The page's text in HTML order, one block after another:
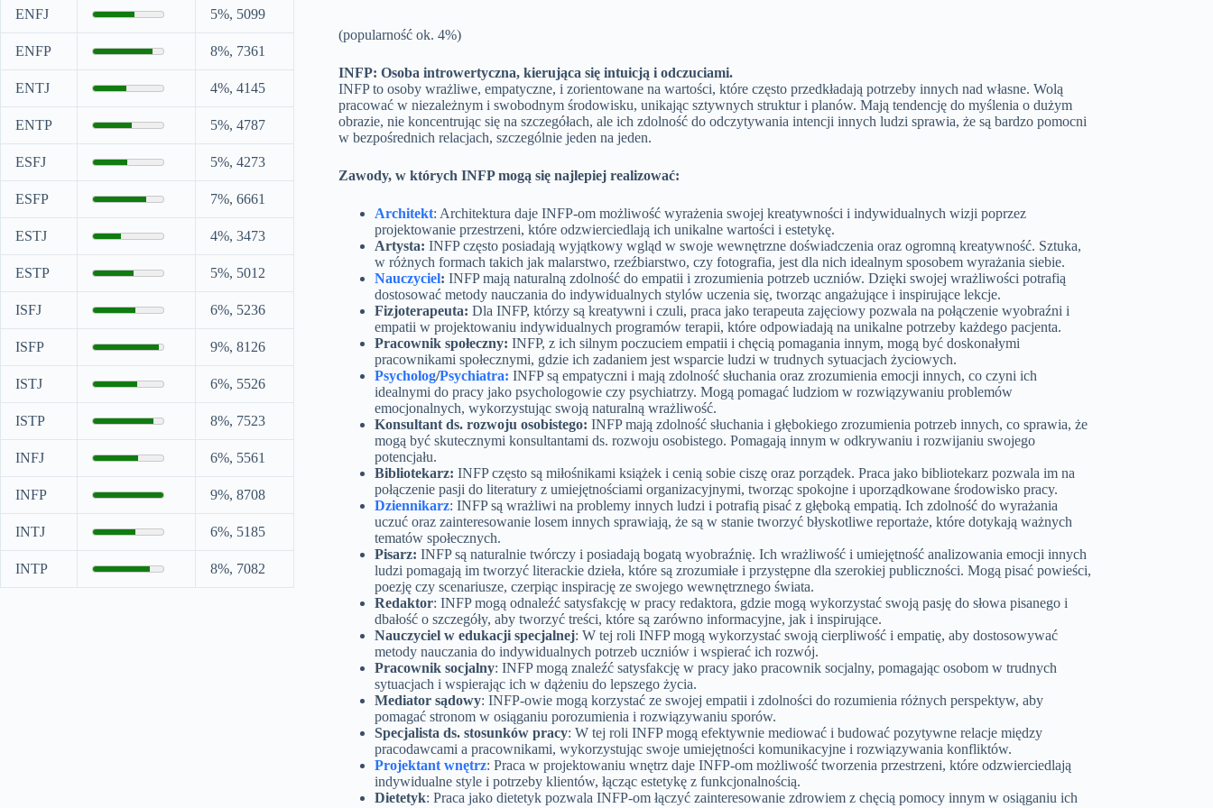
(popularność ok. 4%)
INFP: Osoba introwertyczna, kierująca się intuicją i odczuciami.
INFP to osoby wrażliwe, empatyczne, i zorientowane na wartości, które często przedkładają potrzeby innych nad własne. Wolą
pracować w niezależnym i swobodnym środowisku, unikając sztywnych struktur i planów. Mają tendencję do myślenia o dużym
obrazie, nie koncentrując się na szczegółach, ale ich zdolność do odczytywania intencji innych ludzi sprawia, że są bardzo pomocni
w bezpośrednich relacjach, szczególnie jeden na jeden.
Zawody, w których INFP mogą się najlepiej realizować:
Architekt: Architektura daje INFP-om możliwość wyrażenia swojej kreatywności i indywidualnych wizji poprzez
projektowanie przestrzeni, które odzwierciedlają ich unikalne wartości i estetykę.
Artysta: INFP często posiadają wyjątkowy wgląd w swoje wewnętrzne doświadczenia oraz ogromną kreatywność. Sztuka,
w różnych formach takich jak malarstwo, rzeźbiarstwo, czy fotografia, jest dla nich idealnym sposobem wyrażania siebie.
Nauczyciel: INFP mają naturalną zdolność do empatii i zrozumienia potrzeb uczniów. Dzięki swojej wrażliwości potrafią
dostosować metody nauczania do indywidualnych stylów uczenia się, tworząc angażujące i inspirujące lekcje.
Fizjoterapeuta: Dla INFP, którzy są kreatywni i czuli, praca jako terapeuta zajęciowy pozwala na połączenie wyobraźni i
empatii w projektowaniu indywidualnych programów terapii, które odpowiadają na unikalne potrzeby każdego pacjenta.
Pracownik społeczny: INFP, z ich silnym poczuciem empatii i chęcią pomagania innym, mogą być doskonałymi
pracownikami społecznymi, gdzie ich zadaniem jest wsparcie ludzi w trudnych sytuacjach życiowych.
Psycholog/Psychiatra: INFP są empatyczni i mają zdolność słuchania oraz zrozumienia emocji innych, co czyni ich
idealnymi do pracy jako psychologowie czy psychiatrzy. Mogą pomagać ludziom w rozwiązywaniu problemów
emocjonalnych, wykorzystując swoją naturalną wrażliwość.
Konsultant ds. rozwoju osobistego: INFP mają zdolność słuchania i głębokiego zrozumienia potrzeb innych, co sprawia, że
mogą być skutecznymi konsultantami ds. rozwoju osobistego. Pomagają innym w odkrywaniu i rozwijaniu swojego
potencjału.
Bibliotekarz: INFP często są miłośnikami książek i cenią sobie ciszę oraz porządek. Praca jako bibliotekarz pozwala im na
połączenie pasji do literatury z umiejętnościami organizacyjnymi, tworząc spokojne i uporządkowane środowisko pracy.
Dziennikarz: INFP są wrażliwi na problemy innych ludzi i potrafią pisać z głęboką empatią. Ich zdolność do wyrażania
uczuć oraz zainteresowanie losem innych sprawiają, że są w stanie tworzyć błyskotliwe reportaże, które dotykają ważnych
tematów społecznych.
Pisarz: INFP są naturalnie twórczy i posiadają bogatą wyobraźnię. Ich wrażliwość i umiejętność analizowania emocji innych
ludzi pomagają im tworzyć literackie dzieła, które są zrozumiałe i przystępne dla szerokiej publiczności. Mogą pisać powieści,
poezję czy scenariusze, czerpiąc inspirację ze swojego wewnętrznego świata.
Redaktor: INFP mogą odnaleźć satysfakcję w pracy redaktora, gdzie mogą wykorzystać swoją pasję do słowa pisanego i
dbałość o szczegóły, aby tworzyć treści, które są zarówno informacyjne, jak i inspirujące.
Nauczyciel w edukacji specjalnej: W tej roli INFP mogą wykorzystać swoją cierpliwość i empatię, aby dostosowywać
metody nauczania do indywidualnych potrzeb uczniów i wspierać ich rozwój.
Pracownik socjalny: INFP mogą znaleźć satysfakcję w pracy jako pracownik socjalny, pomagając osobom w trudnych
sytuacjach i wspierając ich w dążeniu do lepszego życia.
Mediator sądowy: INFP-owie mogą korzystać ze swojej empatii i zdolności do rozumienia różnych perspektyw, aby
pomagać stronom w osiąganiu porozumienia i rozwiązywaniu sporów.
Specjalista ds. stosunków pracy: W tej roli INFP mogą efektywnie mediować i budować pozytywne relacje między
pracodawcami a pracownikami, wykorzystując swoje umiejętności komunikacyjne i rozwiązywania konfliktów.
Projektant wnętrz: Praca w projektowaniu wnętrz daje INFP-om możliwość tworzenia przestrzeni, które odzwierciedlają
indywidualne style i potrzeby klientów, łącząc estetykę z funkcjonalnością.
Dietetyk: Praca jako dietetyk pozwala INFP-om łączyć zainteresowanie zdrowiem z chęcią pomocy innym w osiąganiu ich
ENFJ 5%, 5099
ENFP 8%, 7361
ENTJ 4%, 4145
ENTP 5%, 4787
ESFJ 5%, 4273
ESFP 7%, 6661
ESTJ 4%, 3473
ESTP 5%, 5012
ISFJ 6%, 5236
ISFP 9%, 8126
ISTJ 6%, 5526
ISTP 8%, 7523
INFJ 6%, 5561
INFP 9%, 8708
INTJ 6%, 5185
INTP 8%, 7082